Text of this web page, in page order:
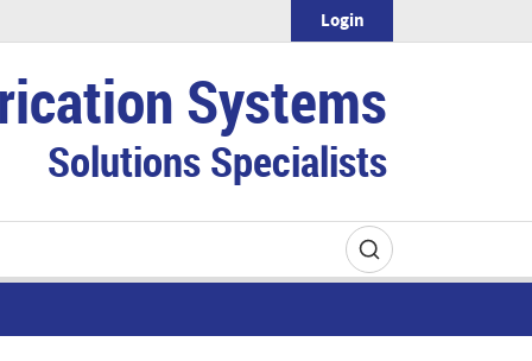
Systems
Solutions Specialists
Login